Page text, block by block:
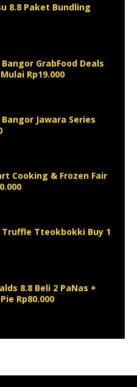
8.8 Paket Bundling
GrabFood Deals
Rp19.000
Jawara Series
Cooking & Frozen Fair
Truffle Tteokbokki Buy 1
8.8 Beli 2 PaNas +
Rp80.000